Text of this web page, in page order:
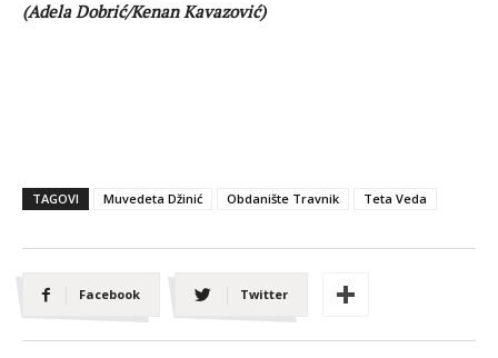
(Adela Dobrić/Kenan Kavazović)
TAGOVI Muvedeta Džinić Obdanište Travnik Teta Veda
Facebook Twitter